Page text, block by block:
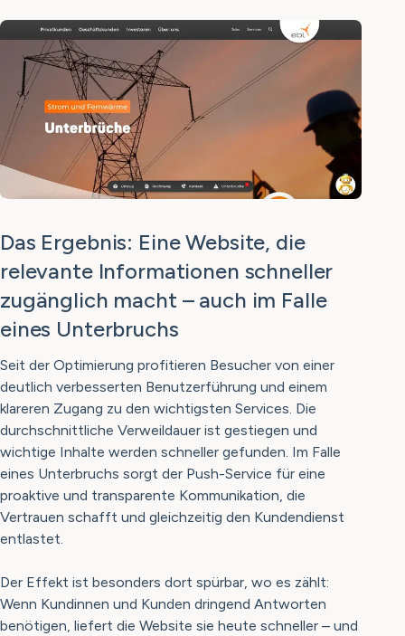
Das Ergebnis: Eine Website, die
relevante Informationen schneller
zugänglich macht – auch im Falle
eines Unterbruchs
Seit der Optimierung profitieren Besucher von einer
deutlich verbesserten Benutzerführung und einem
klareren Zugang zu den wichtigsten Services. Die
durchschnittliche Verweildauer ist gestiegen und
wichtige Inhalte werden schneller gefunden. Im Falle
eines Unterbruchs sorgt der Push-Service für eine
proaktive und transparente Kommunikation, die
Vertrauen schafft und gleichzeitig den Kundendienst
entlastet.
Der Effekt ist besonders dort spürbar, wo es zählt:
Wenn Kundinnen und Kunden dringend Antworten
benötigen, liefert die Website sie heute schneller – und